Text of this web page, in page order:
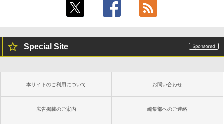
Special Site
本サイトのご利用について お問い合わせ
広告掲載のご案内 編集部へのご連絡